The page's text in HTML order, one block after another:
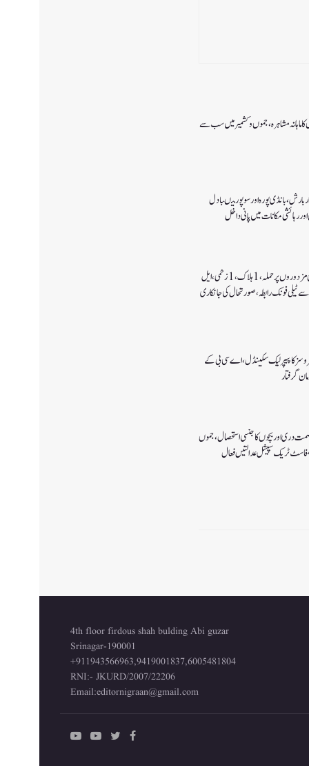
ماہانہ مشاہرہ، جموں و کشمیر میں سب سے
پورہ اور سوپور میںبادل
رہائشی مکانات میں پانی داخل
کولگام میں غیر مقامی مزدوروں پر حملہ،1ہلاک،1زخمی،ایل
ٹیلی فونک رابطہ، صورتحال کی جانکاری
کا پیپر لیک سکینڈل،اے سی بی کے
دری اور بچوں کا جنسی استحصال،جموں
4th floor firdous shah bulding Abi guzar
Srinagar-190001
+911943566963,9419001837,6005481804
RNI:- JKURD/2007/22206
Email:editornigraan@gmail.com